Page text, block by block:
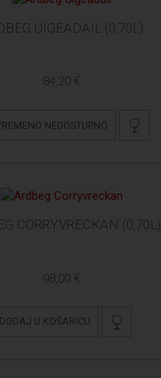
UIGEADAIL (0,70L)
84,20 €
NEDOSTUPNO
CORRYVRECKAN (0,70L)
98,00 €
DODAJ U KOŠARICU